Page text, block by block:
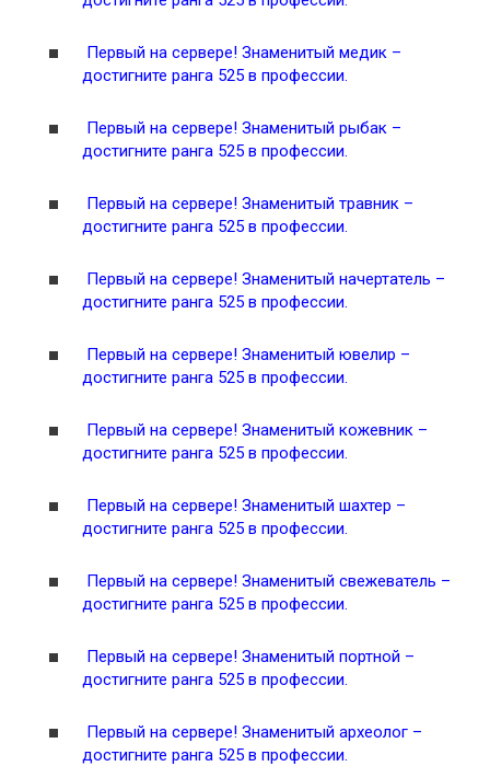
Первый на сервере! Знаменитый медик –
достигните ранга 525 в профессии.
Первый на сервере! Знаменитый рыбак –
достигните ранга 525 в профессии.
Первый на сервере! Знаменитый травник –
достигните ранга 525 в профессии.
Первый на сервере! Знаменитый начертатель –
достигните ранга 525 в профессии.
Первый на сервере! Знаменитый ювелир –
достигните ранга 525 в профессии.
Первый на сервере! Знаменитый кожевник –
достигните ранга 525 в профессии.
Первый на сервере! Знаменитый шахтер –
достигните ранга 525 в профессии.
Первый на сервере! Знаменитый свежеватель –
достигните ранга 525 в профессии.
Первый на сервере! Знаменитый портной –
достигните ранга 525 в профессии.
Первый на сервере! Знаменитый археолог –
достигните ранга 525 в профессии.